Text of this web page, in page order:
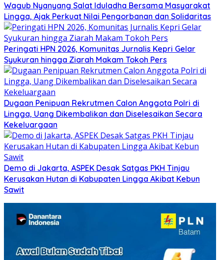
Wagub Nyanyang Salat Iduladha Bersama Masyarakat
Lingga, Ajak Perkuat Nilai Pengorbanan dan Solidaritas
Peringati HPN 2026, Komunitas Jurnalis Kepri Gelar
Syukuran hingga Ziarah Makam Tokoh Pers
Dugaan Penipuan Rekrutmen Calon Anggota Polri di
Lingga, Uang Dikembalikan dan Diselesaikan Secara
Kekeluargaan
Demo di Jakarta, ASPEK Desak Satgas PKH Tinjau
Kerusakan Hutan di Kabupaten Lingga Akibat Kebun
Sawit